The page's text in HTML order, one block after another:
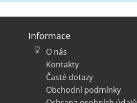
Informace
O nás
Kontakty
Časté dotazy
Obchodní podmínky